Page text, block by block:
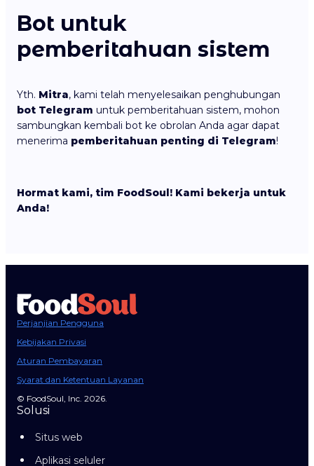
Bot untuk
pemberitahuan sistem
Yth. Mitra, kami telah menyelesaikan penghubungan
bot Telegram untuk pemberitahuan sistem, mohon
sambungkan kembali bot ke obrolan Anda agar dapat
menerima pemberitahuan penting di Telegram!
Hormat kami, tim FoodSoul! Kami bekerja untuk
Anda!
Perjanjian Pengguna
Kebijakan Privasi
Aturan Pembayaran
Syarat dan Ketentuan Layanan
© FoodSoul, Inc. 2026.
Solusi
Situs web
Aplikasi seluler